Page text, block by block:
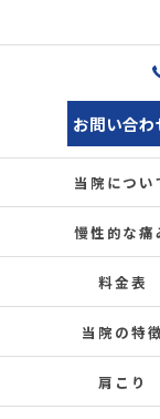
お問い合
当院につい
慢性的な痛
料金表
当院の特徴
肩こり